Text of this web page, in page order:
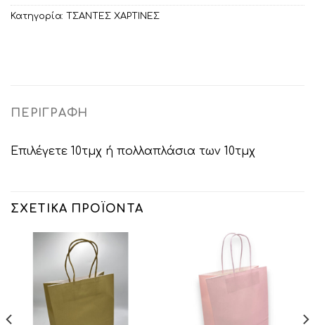
Κατηγορία: ΤΣΑΝΤΕΣ ΧΑΡΤΙΝΕΣ
ΠΕΡΙΓΡΑΦΉ
Επιλέγετε 10τμχ ή πολλαπλάσια των 10τμχ
ΣΧΕΤΙΚΆ ΠΡΟΪΌΝΤΑ